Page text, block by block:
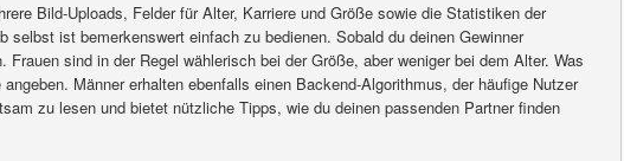
Bild-Uploads, Felder für Alter, Karriere und Größe sowie die Statistiken der
selbst ist bemerkenswert einfach zu bedienen. Sobald du deinen Gewinner
sind in der Regel wählerisch bei der Größe, aber weniger bei dem Alter. Was
Männer erhalten ebenfalls einen Backend-Algorithmus, der häufige Nutzer
zu lesen und bietet nützliche Tipps, wie du deinen passenden Partner finden